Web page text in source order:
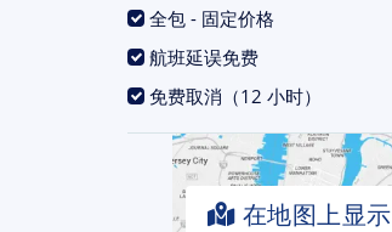
全包 - 固定价格
航班延误免费
免费取消（12 小时）
在地图上显示